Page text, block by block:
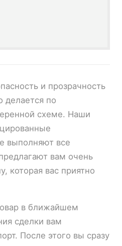
и прозрачность
делается по
схеме. Наши
выполняют все
вам очень
которая вас приятно
в ближайшем
сделки вам
После этого вы сразу